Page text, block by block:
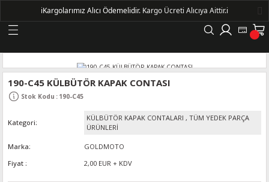
Geri Dön
KASNAKLI ALTERNATÖRLER - 1500
190-C45 KÜLBÜTÖR KAPAK CONTASI
Stok Kodu : 190-C45
Kategori
KÜLBÜTÖR KAPAK CONTALARI , TÜM YEDEK PARÇA
ÜRÜNLERİ
Marka
GOLDMOTO
Fiyat
2,00 EUR + KDV
ℹ️Kargolarımız Alıcı Ödemelidir. Kargo Ücreti Alıcıya Aittir.ℹ️